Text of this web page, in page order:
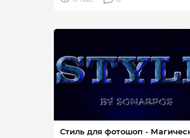
Стиль для фотошоп -